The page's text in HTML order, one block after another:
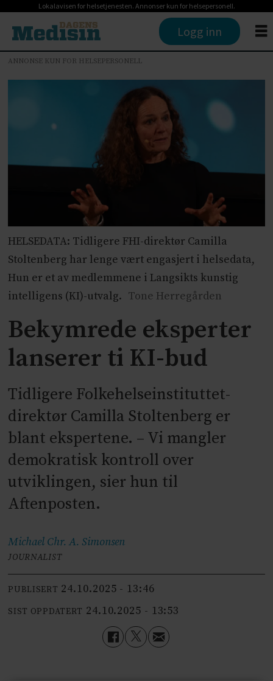
Lokalavisen for helsetjenesten. Annonser kun for helsepersonell.
Logg inn
ANNONSE KUN FOR HELSEPERSONELL
HELSEDATA: Tidligere FHI-direktør Camilla
Stoltenberg har lenge vært engasjert i helsedata,
Hun er et av medlemmene i Langsikts kunstig
intelligens (KI)-utvalg. Tone Herregården
Bekymrede eksperter
lanserer ti KI-bud
Tidligere Folkehelseinstituttet-
direktør Camilla Stoltenberg er
blant ekspertene. – Vi mangler
demokratisk kontroll over
utviklingen, sier hun til
Aftenposten.
Michael Chr. A. Simonsen
JOURNALIST
PUBLISERT 24.10.2025 - 13:46
SIST OPPDATERT 24.10.2025 - 13:53